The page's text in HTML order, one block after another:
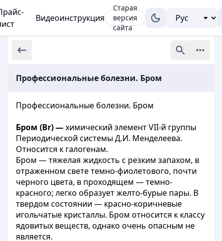
Видеоинструкция
Старая
версия
сайта
Профессиональные болезни. Бром
Профессиональные болезни. Бром
Бром (Br) —химический элемент VII-й группы
Периодической системы Д.И. Менделеева.
Относится к галогенам.
Бром — тяжелая жидкость с резким запахом, в
отраженном свете темно-фиолетового, почти
черного цвета, в проходящем — темно-
красного; легко образует желто-бурые пары. В
твердом состоянии — красно-коричневые
игольчатые кристаллы. Бром относится к классу
ядовитых веществ, однако очень опасным не
является.